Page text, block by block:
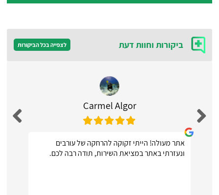
ביקורות וחוות דעת לצפייה בכל הביקורות
Carmel Algor
אתר מעולה! הייתי זקוקה להרחקה של עורבים
ונעזרתי באתר במציאת השירות, תודה רבה לכם.